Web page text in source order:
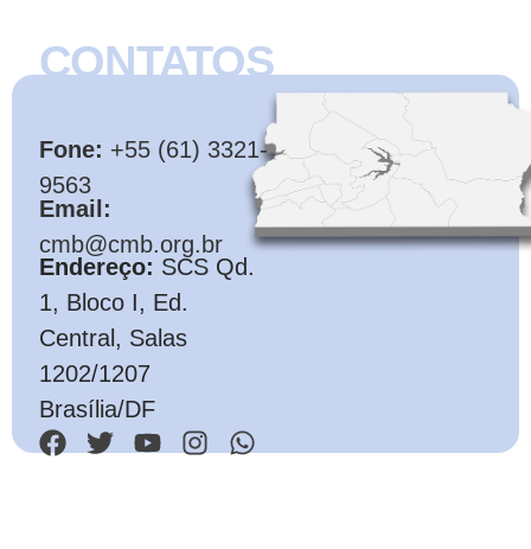
CONTATOS
Fone: +55 (61) 3321-
9563
Email:
cmb@cmb.org.br
Endereço: SCS Qd.
1, Bloco I, Ed.
Central, Salas
1202/1207
Brasília/DF